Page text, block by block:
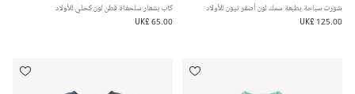
شورت سباحة بطبعة سمك لون أصفر نيون للأولاد
UK£ 125.00
كاب بشعار سلحفاة قطن لون كحلي للأولاد
UK£ 65.00